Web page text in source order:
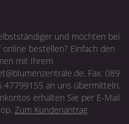
und möchten bei
bestellen? Einfach den
mit Ihrem
Fax: 089
an uns übermitteln.
erhalten Sie per E-Mail
Zum Kundenantrag